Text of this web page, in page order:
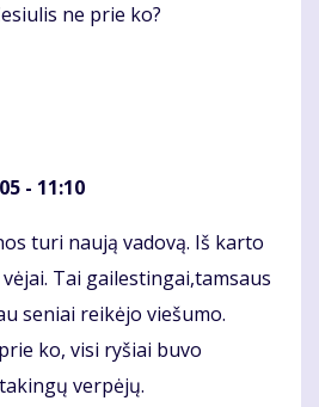
ne prie ko?
- 11:10
turi naują vadovą. Iš karto
Tai gailestingai,tamsaus
seniai reikėjo viešumo.
ko, visi ryšiai buvo
verpėjų.